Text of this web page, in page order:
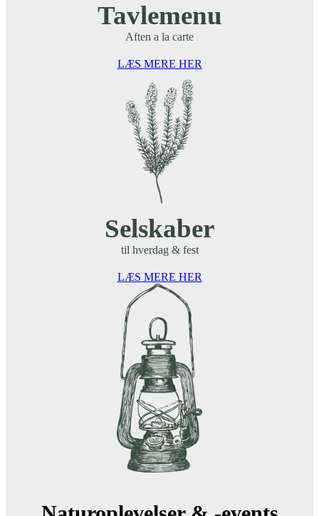
Tavlemenu
Aften a la carte
LÆS MERE HER
Selskaber
til hverdag & fest
LÆS MERE HER